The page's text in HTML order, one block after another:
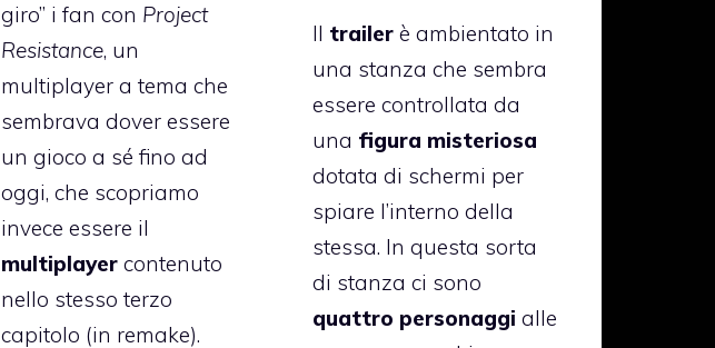
giro” i fan con Project
Resistance, un
multiplayer a tema che
sembrava dover essere
un gioco a sé fino ad
oggi, che scopriamo
invece essere il
multiplayer contenuto
nello stesso terzo
capitolo (in remake).
Il trailer è ambientato in
una stanza che sembra
essere controllata da
una figura misteriosa
dotata di schermi per
spiare l’interno della
stessa. In questa sorta
di stanza ci sono
quattro personaggi alle